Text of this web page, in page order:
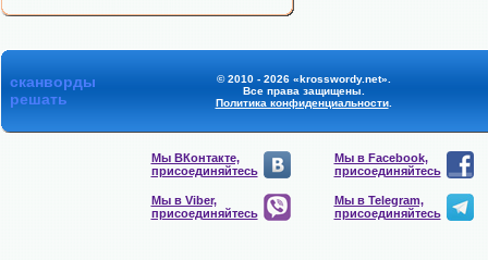
сканворды
решать
© 2010 - 2026 «krosswordy.net».
Все права защищены.
Политика конфиденциальности.
Мы ВКонтакте,
присоединяйтесь
Мы в Facebook,
присоединяйтесь
Мы в Viber,
присоединяйтесь
Мы в Telegram,
присоединяйтесь